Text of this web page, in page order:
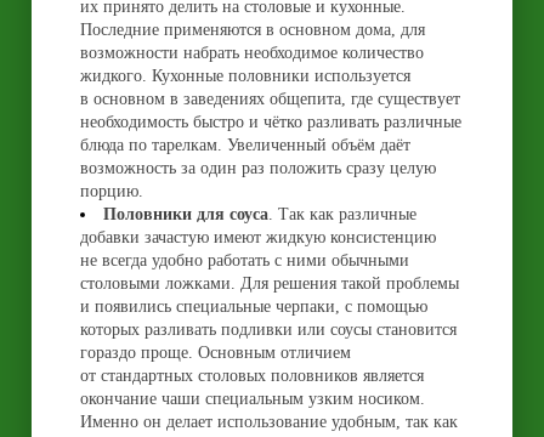
их принято делить на столовые и кухонные.
Последние применяются в основном дома, для
возможности набрать необходимое количество
жидкого. Кухонные половники используется
в основном в заведениях общепита, где существует
необходимость быстро и чётко разливать различные
блюда по тарелкам. Увеличенный объём даёт
возможность за один раз положить сразу целую
порцию.
Половники для соуса. Так как различные
добавки зачастую имеют жидкую консистенцию
не всегда удобно работать с ними обычными
столовыми ложками. Для решения такой проблемы
и появились специальные черпаки, с помощью
которых разливать подливки или соусы становится
гораздо проще. Основным отличием
от стандартных столовых половников является
окончание чаши специальным узким носиком.
Именно он делает использование удобным, так как